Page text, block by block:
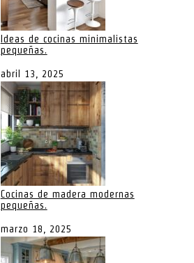
Ideas de cocinas minimalistas
pequeñas.
abril 13, 2025
Cocinas de madera modernas
pequeñas.
marzo 18, 2025